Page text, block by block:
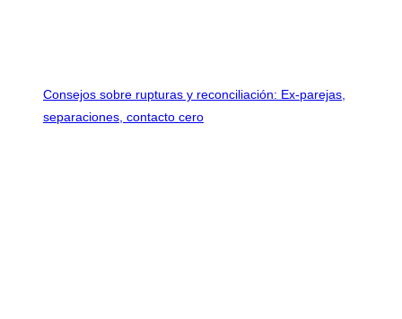
Consejos sobre rupturas y reconciliación: Ex-parejas,
separaciones, contacto cero